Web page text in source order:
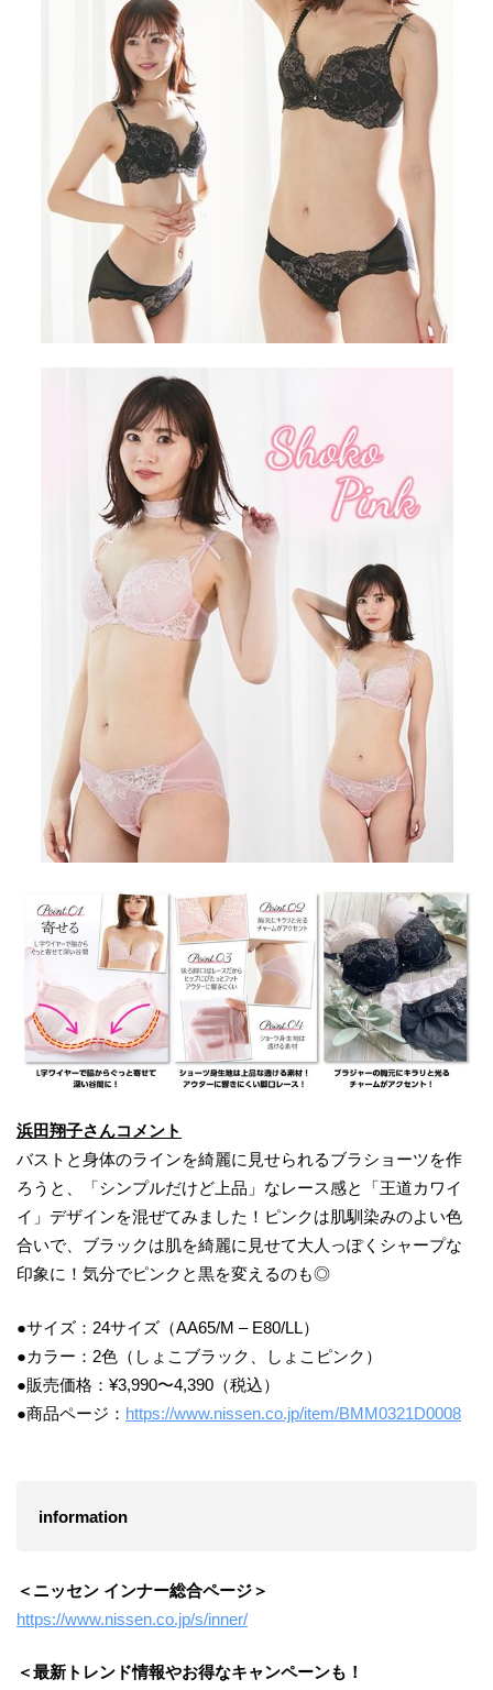
浜田翔子さんコメント
バストと身体のラインを綺麗に見せられるブラショーツを作
ろうと、「シンプルだけど上品」なレース感と「王道カワイ
イ」デザインを混ぜてみました！ピンクは肌馴染みのよい色
合いで、ブラックは肌を綺麗に見せて大人っぽくシャープな
印象に！気分でピンクと黒を変えるのも◎
●サイズ：24サイズ（AA65/M – E80/LL）
●カラー：2色（しょこブラック、しょこピンク）
●販売価格：¥3,990〜4,390（税込）
●商品ページ： https://www.nissen.co.jp/item/BMM0321D0008
information
＜ニッセン インナー総合ページ＞
https://www.nissen.co.jp/s/inner/
＜最新トレンド情報やお得なキャンペーンも！